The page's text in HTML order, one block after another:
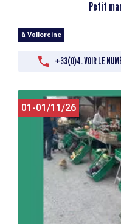
Petit
à Vallorcine
+33(0)4. VOIR LE
01-01/11/26